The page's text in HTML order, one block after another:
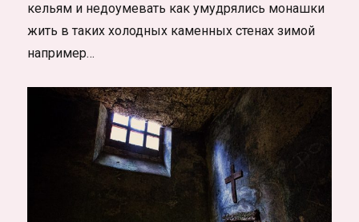
кельям и недоумевать как умудрялись монашки
жить в таких холодных каменных стенах зимой
например…